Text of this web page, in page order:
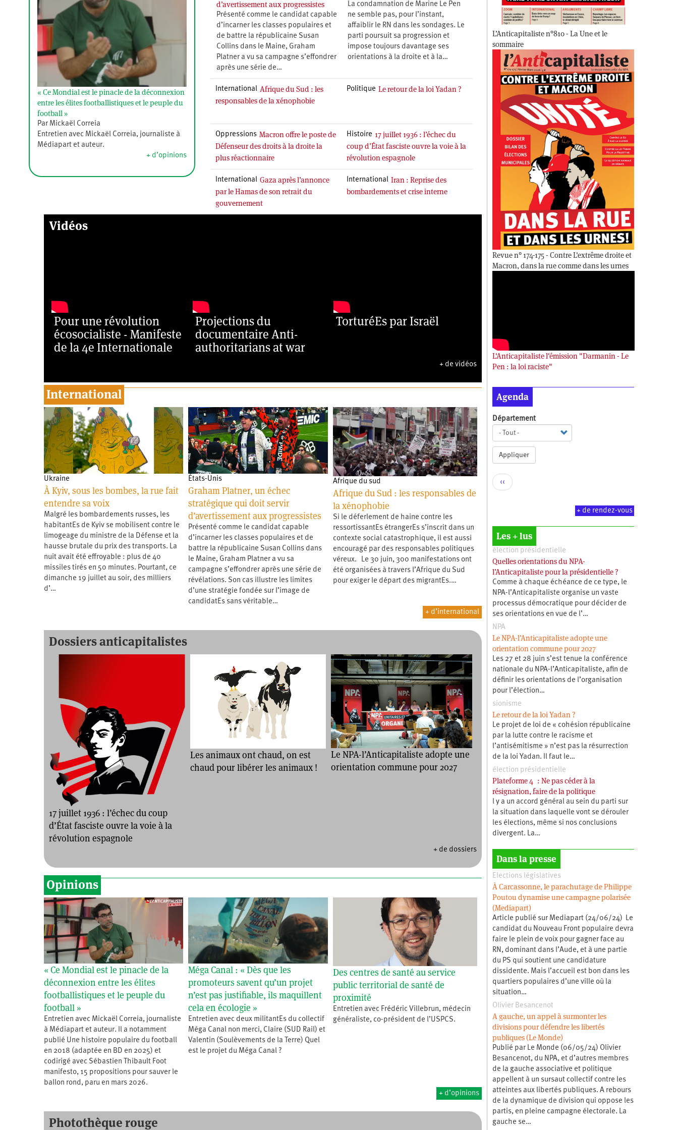
« Ce Mondial est le pinacle de la déconnexion
entre les élites footballistiques et le peuple du
football »
Par Mickaël Correia
Entretien avec Mickaël Correia, journaliste à
Médiapart et auteur.
+ d’opinions
d’avertissement aux progressistes
Présenté comme le candidat capable
d’incarner les classes populaires et
de battre la républicaine Susan
Collins dans le Maine, Graham
Platner a vu sa campagne s’effondrer
après une série de…
La condamnation de Marine Le Pen
ne semble pas, pour l’instant,
affaiblir le RN dans les sondages. Le
parti poursuit sa progression et
impose toujours davantage ses
orientations à la droite et à la…
International Afrique du Sud : les
responsables de la xénophobie
Politique Le retour de la loi Yadan ?
Oppressions Macron offre le poste de
Défenseur des droits à la droite la
plus réactionnaire
Histoire 17 juillet 1936 : l’échec du
coup d’État fasciste ouvre la voie à la
révolution espagnole
International Gaza après l’annonce
par le Hamas de son retrait du
gouvernement
International Iran : Reprise des
bombardements et crise interne
Vidéos
Pour une révolution
écosocialiste - Manifeste
de la 4e Internationale
Projections du
documentaire Anti-
authoritarians at war
TorturéEs par Israël
+ de vidéos
International
Ukraine
À Kyiv, sous les bombes, la rue fait
entendre sa voix
Malgré les bombardements russes, les
habitantEs de Kyiv se mobilisent contre le
limogeage du ministre de la Défense et la
hausse brutale du prix des transports. La
nuit avait été effroyable : plus de 40
missiles tirés en 50 minutes. Pourtant, ce
dimanche 19 juillet au soir, des milliers
d’…
États-Unis
Graham Platner, un échec
stratégique qui doit servir
d’avertissement aux progressistes
Présenté comme le candidat capable
d’incarner les classes populaires et de
battre la républicaine Susan Collins dans
le Maine, Graham Platner a vu sa
campagne s’effondrer après une série de
révélations. Son cas illustre les limites
d’une stratégie fondée sur l’image de
candidatEs sans véritable…
Afrique du sud
Afrique du Sud : les responsables de
la xénophobie
Si le déferlement de haine contre les
ressortissantEs étrangerEs s’inscrit dans un
contexte social catastrophique, il est aussi
encouragé par des responsables politiques
véreux. Le 30 juin, 300 manifestations ont
été organisées à travers l’Afrique du Sud
pour exiger le départ des migrantEs.…
+ d’international
Dossiers anticapitalistes
17 juillet 1936 : l’échec du coup
d’État fasciste ouvre la voie à la
révolution espagnole
Les animaux ont chaud, on est
chaud pour libérer les animaux !
Le NPA-l’Anticapitaliste adopte une
orientation commune pour 2027
+ de dossiers
Opinions
« Ce Mondial est le pinacle de la
déconnexion entre les élites
footballistiques et le peuple du
football »
Entretien avec Mickaël Correia, journaliste
à Médiapart et auteur. Il a notamment
publié Une histoire populaire du football
en 2018 (adaptée en BD en 2025) et
codirigé avec Sébastien Thibault Foot
manifesto, 15 propositions pour sauver le
ballon rond, paru en mars 2026.
Méga Canal : « Dès que les
promoteurs savent qu’un projet
n’est pas justifiable, ils maquillent
cela en écologie »
Entretien avec deux militantEs du collectif
Méga Canal non merci, Claire (SUD Rail) et
Valentin (Soulèvements de la Terre) Quel
est le projet du Méga Canal ?
Des centres de santé au service
public territorial de santé de
proximité
Entretien avec Frédéric Villebrun, médecin
généraliste, co-président de l’USPCS.
+ d’opinions
Photothèque rouge
L’Anticapitaliste n°810 - La Une et le
sommaire
Revue n° 174-175 - Contre L'extrême droite et
Macron, dans la rue comme dans les urnes
L'Anticapitaliste l'émission "Darmanin - Le
Pen : la loi raciste"
Agenda
Département
Appliquer
Pagination
Page
précédente
‹‹
+ de rendez-vous
Les + lus
élection présidentielle
Quelles orientations du NPA-
l’Anticapitaliste pour la présidentielle ?
Comme à chaque échéance de ce type, le
NPA-l’Anticapitaliste organise un vaste
processus démocratique pour décider de
ses orientations en vue de l’…
NPA
Le NPA-l’Anticapitaliste adopte une
orientation commune pour 2027
Les 27 et 28 juin s’est tenue la conférence
nationale du NPA-l’Anticapitaliste, afin de
définir les orientations de l’organisation
pour l’élection…
sionisme
Le retour de la loi Yadan ?
Le projet de loi de « cohésion républicaine
par la lutte contre le racisme et
l’antisémitisme » n’est pas la résurrection
de la loi Yadan. Il faut le…
élection présidentielle
Plateforme 4 : Ne pas céder à la
résignation, faire de la politique
l y a un accord général au sein du parti sur
la situation dans laquelle vont se dérouler
les élections, même si nos conclusions
divergent. La…
Dans la presse
Elections législatives
À Carcassonne, le parachutage de Philippe
Poutou dynamise une campagne polarisée
(Mediapart)
Article publié sur Mediapart (24/06/24) Le
candidat du Nouveau Front populaire devra
faire le plein de voix pour gagner face au
RN, dominant dans l’Aude, et à une partie
du PS qui soutient une candidature
dissidente. Mais l’accueil est bon dans les
quartiers populaires d’une ville où la
situation…
Olivier Besancenot
A gauche, un appel à surmonter les
divisions pour défendre les libertés
publiques (Le Monde)
Publié par Le Monde (06/05/24) Olivier
Besancenot, du NPA, et d’autres membres
de la gauche associative et politique
appellent à un sursaut collectif contre les
atteintes aux libertés publiques. A rebours
de la dynamique de division qui oppose les
partis, en pleine campagne électorale. La
gauche se…